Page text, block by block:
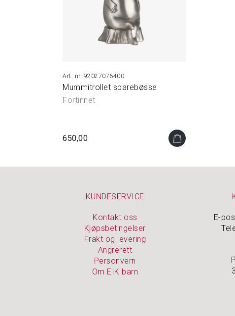
92027076400
Mummitrollet sparebøsse
Fortinnet
650,00
KUNDESERVICE
Kontakt oss
Kjøpsbetingelser
Frakt og levering
Angrerett
Personvern
Om EIK barn
E-